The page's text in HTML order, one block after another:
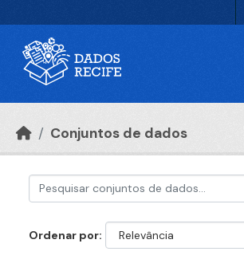
Conjuntos de dados
Ordenar por